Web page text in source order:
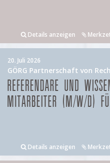
Details anzeigen
20. Juli 2026
GÖRG Partnerschaft von
REFERENDARE UND
MITARBEITER (M/W/D)
Details anzeigen